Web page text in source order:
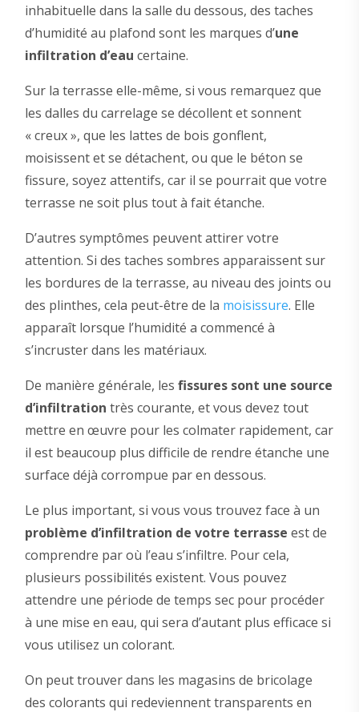
inhabituelle dans la salle du dessous, des taches
d’humidité au plafond sont les marques d’une
infiltration d’eau certaine.
Sur la terrasse elle-même, si vous remarquez que
les dalles du carrelage se décollent et sonnent
« creux », que les lattes de bois gonflent,
moisissent et se détachent, ou que le béton se
fissure, soyez attentifs, car il se pourrait que votre
terrasse ne soit plus tout à fait étanche.
D’autres symptômes peuvent attirer votre
attention. Si des taches sombres apparaissent sur
les bordures de la terrasse, au niveau des joints ou
des plinthes, cela peut-être de la moisissure. Elle
apparaît lorsque l’humidité a commencé à
s’incruster dans les matériaux.
De manière générale, les fissures sont une source
d’infiltration très courante, et vous devez tout
mettre en œuvre pour les colmater rapidement, car
il est beaucoup plus difficile de rendre étanche une
surface déjà corrompue par en dessous.
Le plus important, si vous vous trouvez face à un
problème d’infiltration de votre terrasse est de
comprendre par où l’eau s’infiltre. Pour cela,
plusieurs possibilités existent. Vous pouvez
attendre une période de temps sec pour procéder
à une mise en eau, qui sera d’autant plus efficace si
vous utilisez un colorant.
On peut trouver dans les magasins de bricolage
des colorants qui redeviennent transparents en